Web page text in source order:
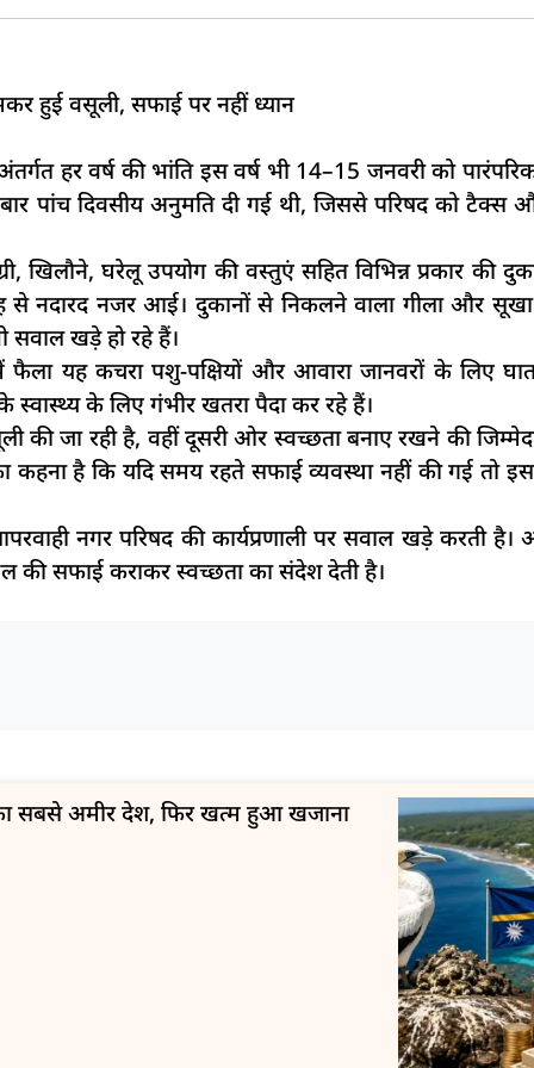
हुई वसूली, सफाई पर नहीं ध्यान
हर वर्ष की भांति इस वर्ष भी 14–15 जनवरी को
पांच दिवसीय अनुमति दी गई थी, जिससे परिषद को टैक्स
खिलौने, घरेलू उपयोग की वस्तुएं सहित विभिन्न प्रकार की
से नदारद नजर आई। दुकानों से निकलने वाला गीला और
सवाल खड़े हो रहे हैं।
यह कचरा पशु-पक्षियों और आवारा जानवरों के लिए
के लिए गंभीर खतरा पैदा कर रहे हैं।
की जा रही है, वहीं दूसरी ओर स्वच्छता बनाए रखने की
कहना है कि यदि समय रहते सफाई व्यवस्था नहीं की गई तो
नगर परिषद की कार्यप्रणाली पर सवाल खड़े करती
सफाई कराकर स्वच्छता का संदेश देती है।
का सबसे अमीर देश, फिर खत्म हुआ खजाना